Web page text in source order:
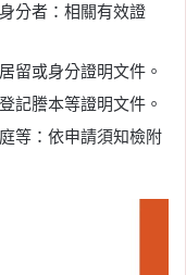
分者：相關有效證
留或身分證明文件。
記謄本等證明文件。
等：依申請須知檢附